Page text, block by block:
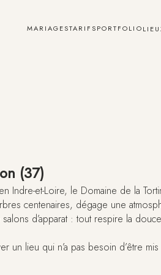
MARIAGESTARIFSPORTFOLIO
(37)
et-Loire, le Domaine de la
centenaires, dégage une
d’apparat : tout respire la
un lieu qui n’a pas besoin d’être